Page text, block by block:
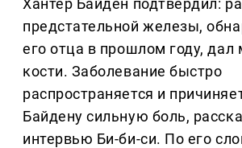
Хантер Байден подтвердил:
предстательной железы,
его отца в прошлом году, дал
кости. Заболевание быстро
распространяется и
Байдену сильную боль,
интервью Би-би-си. По его